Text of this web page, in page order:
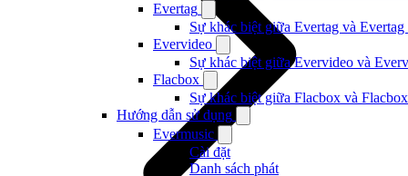
Evertag
Sự khác biệt giữa Evertag và
Evervideo
Sự khác biệt giữa Evervideo và
Flacbox
Sự khác biệt giữa Flacbox và
Hướng dẫn sử dụng
Evermusic
Cài đặt
Danh sách phát